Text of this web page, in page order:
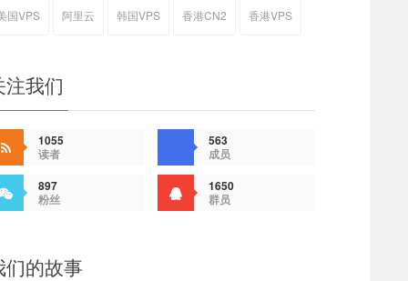
国VPS 阿里云 韩国VPS 香港CN2 香港VPS
注我们
1055
读者
563
成员
897
粉丝
1650
群员
们的故事